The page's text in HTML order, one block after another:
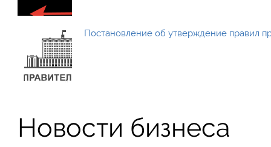
Постановление об утверждение правил
Новости бизнеса